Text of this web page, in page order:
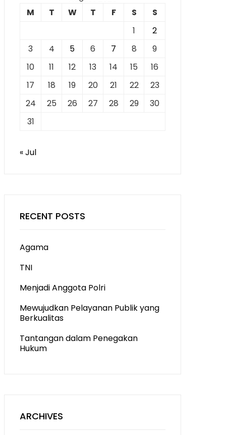
M
T W T F S
S
1
2
3
4 5 6 7 8
9
10
11 12 13 14 15
16
17
18 19 20 21 22
23
24
25 26 27 28 29
30
31
« Jul
RECENT POSTS
Agama
TNI
Menjadi Anggota Polri
Mewujudkan Pelayanan Publik yang
Berkualitas
Tantangan dalam Penegakan
Hukum
ARCHIVES